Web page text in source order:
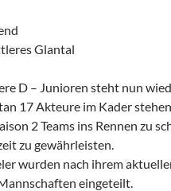
Glantal
D – Junioren steht nun
17 Akteure im Kader
2 Teams ins Rennen zu
zu gewährleisten.
wurden nach ihrem
eingeteilt.